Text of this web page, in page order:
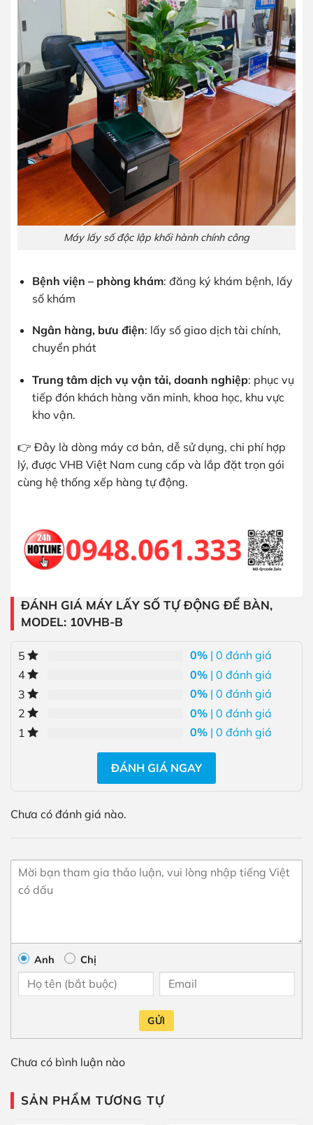
Máy lấy số độc lập khối hành chính công
Bệnh viện – phòng khám: đăng ký khám bệnh, lấy
số khám
Ngân hàng, bưu điện: lấy số giao dịch tài chính,
chuyển phát
Trung tâm dịch vụ vận tải, doanh nghiệp: phục vụ
tiếp đón khách hàng văn minh, khoa học, khu vực
kho vận.
👉 Đây là dòng máy cơ bản, dễ sử dụng, chi phí hợp
lý, được VHB Việt Nam cung cấp và lắp đặt trọn gói
cùng hệ thống xếp hàng tự động.
ĐÁNH GIÁ MÁY LẤY SỐ TỰ ĐỘNG ĐỂ BÀN,
MODEL: 10VHB-B
5 0% | 0 đánh giá
4
0% | 0 đánh giá
3
0% | 0 đánh giá
2
0% | 0 đánh giá
1
0% | 0 đánh giá
ĐÁNH GIÁ NGAY
Chưa có đánh giá nào.
Anh Chị
GỬI
Chưa có bình luận nào
SẢN PHẨM TƯƠNG TỰ